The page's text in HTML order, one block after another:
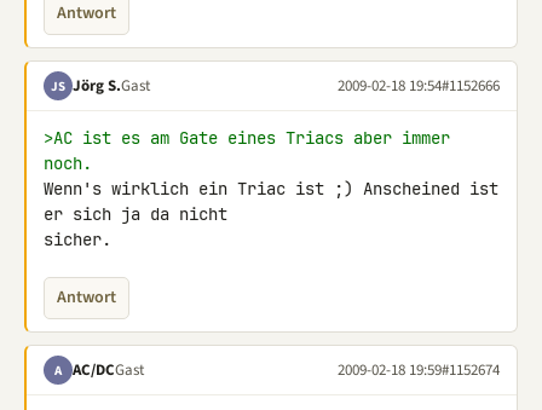
Antwort
JS Jörg S.Gast 2009-02-18 19:54#1152666
>AC ist es am Gate eines Triacs aber immer
noch.
Wenn's wirklich ein Triac ist ;) Anscheined ist
er sich ja da nicht
sicher.
Antwort
A AC/DCGast 2009-02-18 19:59#1152674